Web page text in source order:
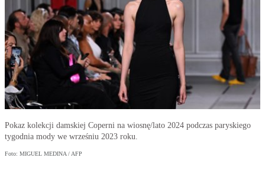
Pokaz kolekcji damskiej Coperni na wiosnę/lato 2024 podczas paryskiego
tygodnia mody we wrześniu 2023 roku.
Foto: MIGUEL MEDINA / AFP